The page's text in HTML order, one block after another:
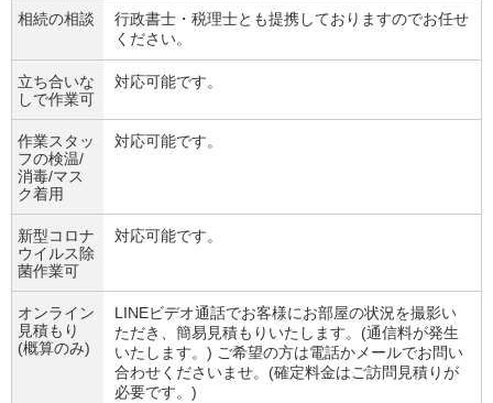
相続の相談
行政書士・税理士とも提携しておりますのでお任せ
ください。
立ち合いな
しで作業可
対応可能です。
作業スタッ
フの検温/
消毒/マス
ク着用
対応可能です。
新型コロナ
ウイルス除
菌作業可
対応可能です。
オンライン
見積もり
(概算のみ)
LINEビデオ通話でお客様にお部屋の状況を撮影い
ただき、簡易見積もりいたします。(通信料が発生
いたします。) ご希望の方は電話かメールでお問い
合わせくださいませ。(確定料金はご訪問見積りが
必要です。)